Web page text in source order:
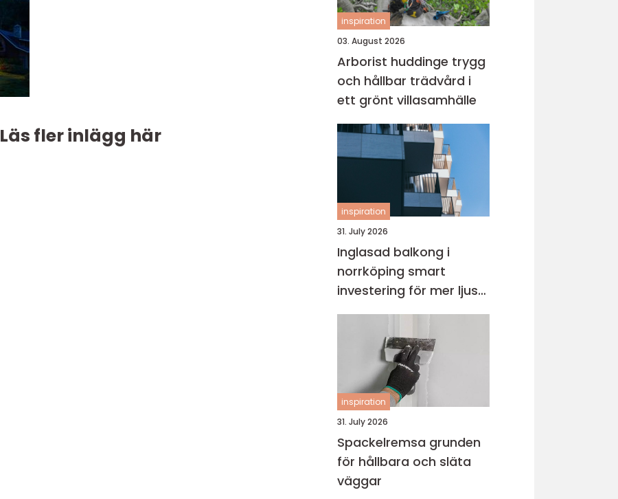
Läs fler inlägg här
inspiration
03. August 2026
Arborist huddinge trygg
och hållbar trädvård i
ett grönt villasamhälle
inspiration
31. July 2026
Inglasad balkong i
norrköping smart
investering för mer ljus
och extra yta
inspiration
31. July 2026
Spackelremsa grunden
för hållbara och släta
väggar